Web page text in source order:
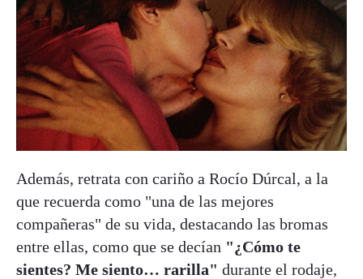
Además, retrata con cariño a Rocío Dúrcal, a la
que recuerda como "una de las mejores
compañeras" de su vida, destacando las bromas
entre ellas, como que se decían "¿Cómo te
sientes? Me siento… rarilla" durante el rodaje,